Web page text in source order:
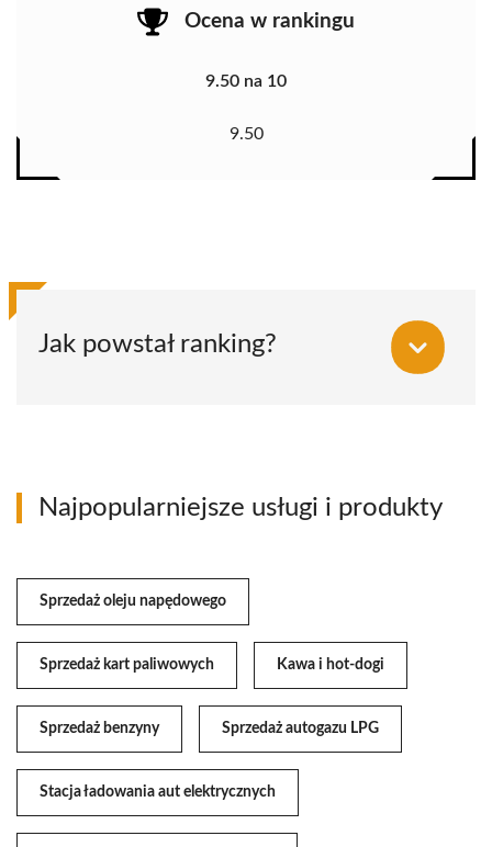
Ocena w rankingu
9.50 na 10
9.50
Jak powstał ranking?
Najpopularniejsze usługi i produkty
Sprzedaż oleju napędowego
Sprzedaż kart paliwowych Kawa i hot-dogi
Sprzedaż benzyny Sprzedaż autogazu LPG
Stacja ładowania aut elektrycznych